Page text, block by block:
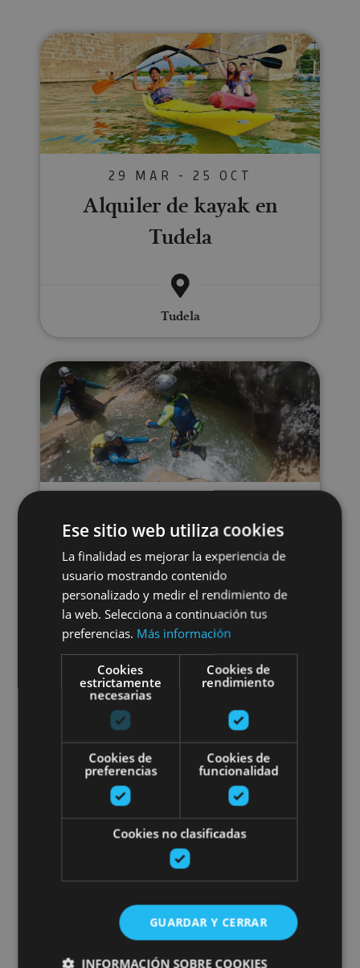
Alquiler de kayak en Tudela
29 MAR - 25 OCT
Alquiler de kayak en
Tudela
Tudela
Descenso Barranco Arandari
Descenso Barranco
Arandari
Burgui
22 JUN - 28 AGO
Cursos de iniciación y
Ese sitio web utiliza cookies
La finalidad es mejorar la experiencia de
usuario mostrando contenido
personalizado y medir el rendimiento de
la web. Selecciona a continuación tus
preferencias. Más información
Cookies
estrictamente
necesarias
Cookies de
rendimiento
Cookies de
preferencias
Cookies de
funcionalidad
Cookies no clasificadas
GUARDAR Y CERRAR
INFORMACIÓN SOBRE COOKIES